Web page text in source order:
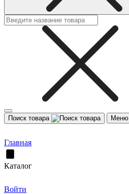
Поиск товара Меню
Главная
Каталог
Войти